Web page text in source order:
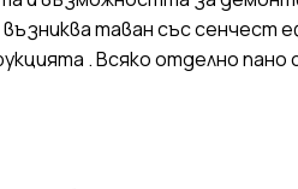
таван със сенчест
. Всяко отделно